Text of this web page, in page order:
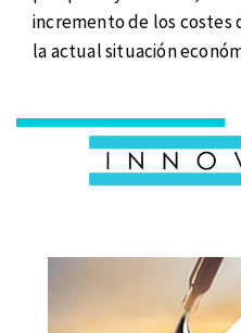
incremento de los costes
la actual situación